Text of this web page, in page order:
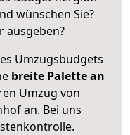
wünschen Sie?
ausgeben?
Umzugsbudgets
breite Palette an
Umzug von
an. Bei uns